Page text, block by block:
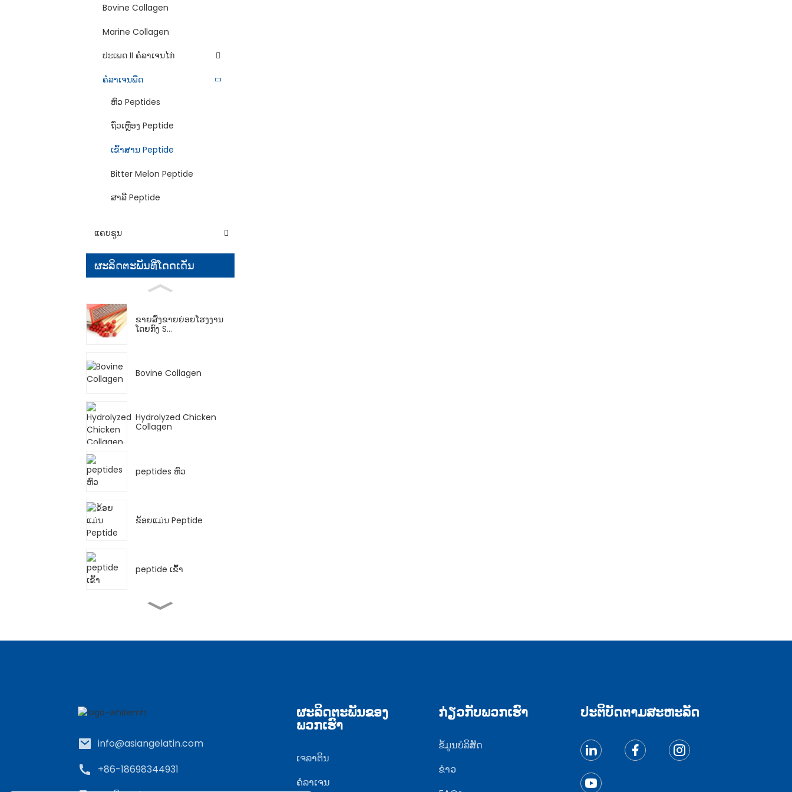
Bovine Collagen
Marine Collagen
ປະເພດ II ຄໍລາເຈນໄກ່
ຄໍລາເຈນພືດ
ຫົວ Peptides
ຖົ່ວເຫຼືອງ Peptide
ເຂົ້າສານ Peptide
Bitter Melon Peptide
ສາລີ Peptide
ແຄບຊູນ
ຜະລິດຕະພັນທີ່ໂດດເດັ່ນ
ຂາຍສົ່ງຂາຍຍ່ອຍໂຮງງານ
ໂດຍກົງ S...
Bovine Collagen
Hydrolyzed Chicken
Collagen
peptides ຫົວ
ຂ້ອຍແມ່ນ Peptide
peptide ເຂົ້າ
Bovine Gelatin
Gelatin ເກຣດຢາ
info@asiangelatin.com
+86-18698344931
ຜະລິດຕະພັນຂອງ
ພວກເຮົາ
ເຈລາຕິນ
ຄໍລາເຈນ
ກ່ຽວກັບພວກເຮົາ
ຂໍ້ມູນບໍລິສັດ
ຂ່າວ
ປະຕິບັດຕາມສະຫະລັດ